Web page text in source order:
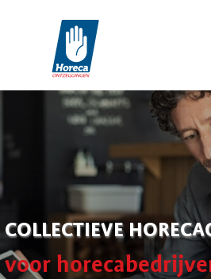
COLLECTIEVE
voor